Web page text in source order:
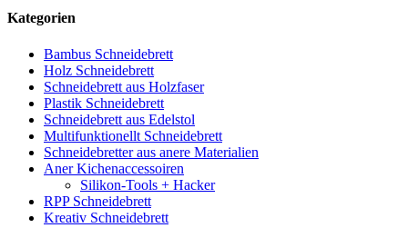
Kategorien
Bambus Schneidebrett
Holz Schneidebrett
Schneidebrett aus Holzfaser
Plastik Schneidebrett
Schneidebrett aus Edelstol
Multifunktionellt Schneidebrett
Schneidebretter aus anere Materialien
Aner Kichenaccessoiren
Silikon-Tools + Hacker
RPP Schneidebrett
Kreativ Schneidebrett